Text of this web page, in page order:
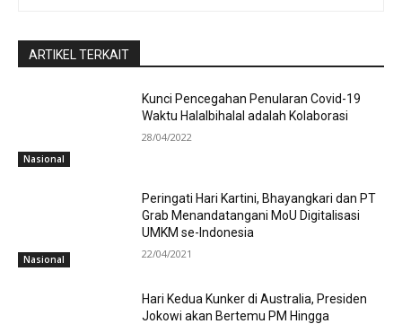
ARTIKEL TERKAIT
Nasional
Kunci Pencegahan Penularan Covid-19
Waktu Halalbihalal adalah Kolaborasi
28/04/2022
Nasional
Peringati Hari Kartini, Bhayangkari dan PT
Grab Menandatangani MoU Digitalisasi
UMKM se-Indonesia
22/04/2021
Hari Kedua Kunker di Australia, Presiden
Jokowi akan Bertemu PM Hingga